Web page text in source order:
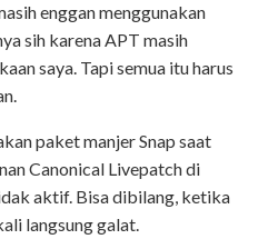
enggan menggunakan
sih karena APT masih
saya. Tapi semua itu harus
paket manjer Snap saat
Canonical Livepatch di
aktif. Bisa dibilang, ketika
langsung galat.